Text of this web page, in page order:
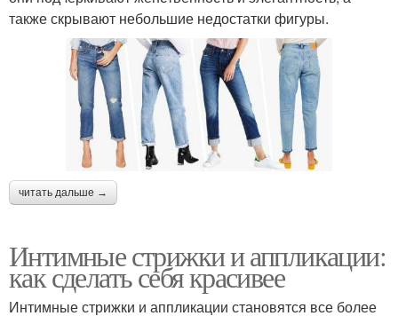
также скрывают небольшие недостатки фигуры.
читать дальше →
Интимные стрижки и аппликации:
как сделать себя красивее
Интимные стрижки и аппликации становятся все более